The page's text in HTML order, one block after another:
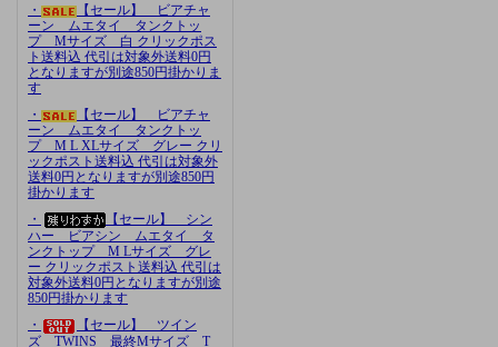
・
【セール】 ビアチャ
ーン ムエタイ タンクトッ
プ Mサイズ 白 クリックポス
ト送料込 代引は対象外送料0円
となりますが別途850円掛かりま
す
・
【セール】 ビアチャ
ーン ムエタイ タンクトッ
プ M L XLサイズ グレー クリ
ックポスト送料込 代引は対象外
送料0円となりますが別途850円
掛かります
・
【セール】 シン
ハー ビアシン ムエタイ タ
ンクトップ M Lサイズ グレ
ー クリックポスト送料込 代引は
対象外送料0円となりますが別途
850円掛かります
・
【セール】 ツイン
ズ TWINS 最終Mサイズ T